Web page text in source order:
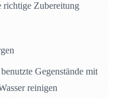
richtige Zubereitung
Gegenstände mit
reinigen